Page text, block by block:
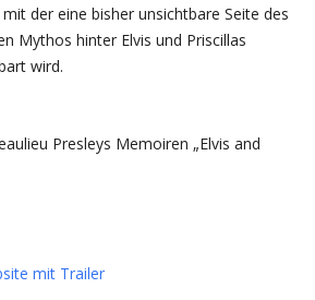
der eine bisher unsichtbare Seite des
Mythos hinter Elvis und Priscillas
wird.
Presleys Memoiren „Elvis and
mit Trailer